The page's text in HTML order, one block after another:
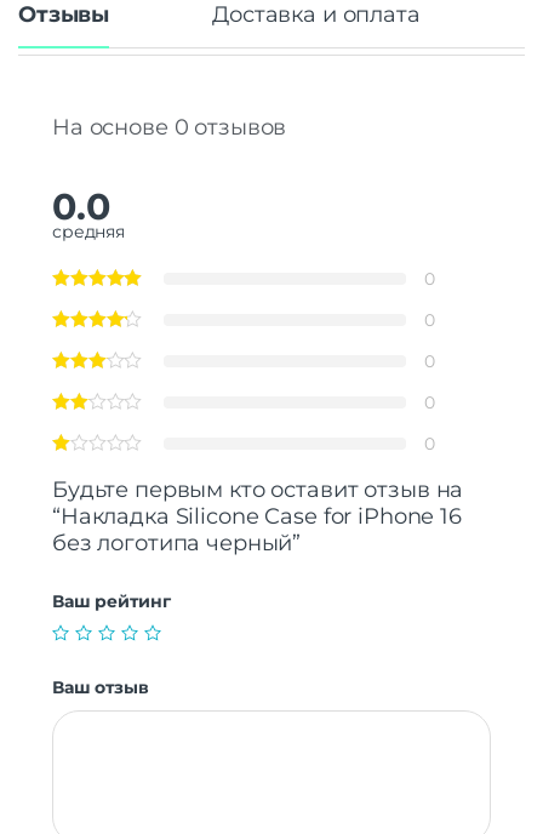
Отзывы Доставка и оплата
На основе 0 отзывов
0.0
средняя
0
0
0
0
0
Будьте первым кто оставит отзыв на
“Накладка Silicone Case for iPhone 16
без логотипа черный”
Ваш рейтинг
Ваш отзыв